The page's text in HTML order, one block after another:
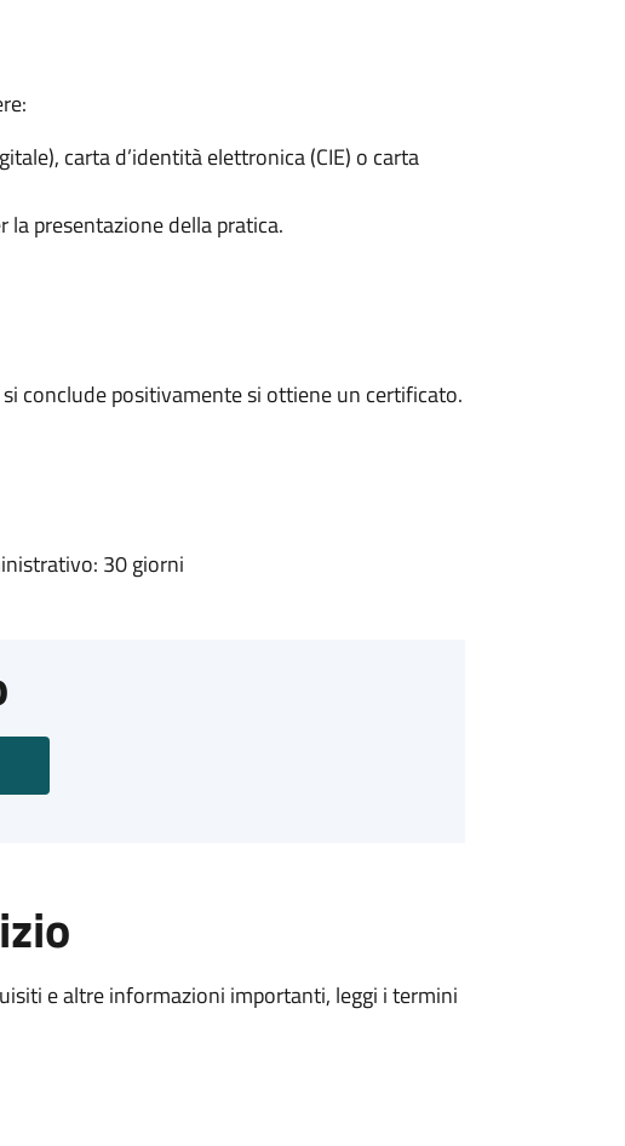
carta d’identità elettronica (CIE) o carta
presentazione della pratica.
conclude positivamente si ottiene un certificato.
30 giorni
e altre informazioni importanti, leggi i termini